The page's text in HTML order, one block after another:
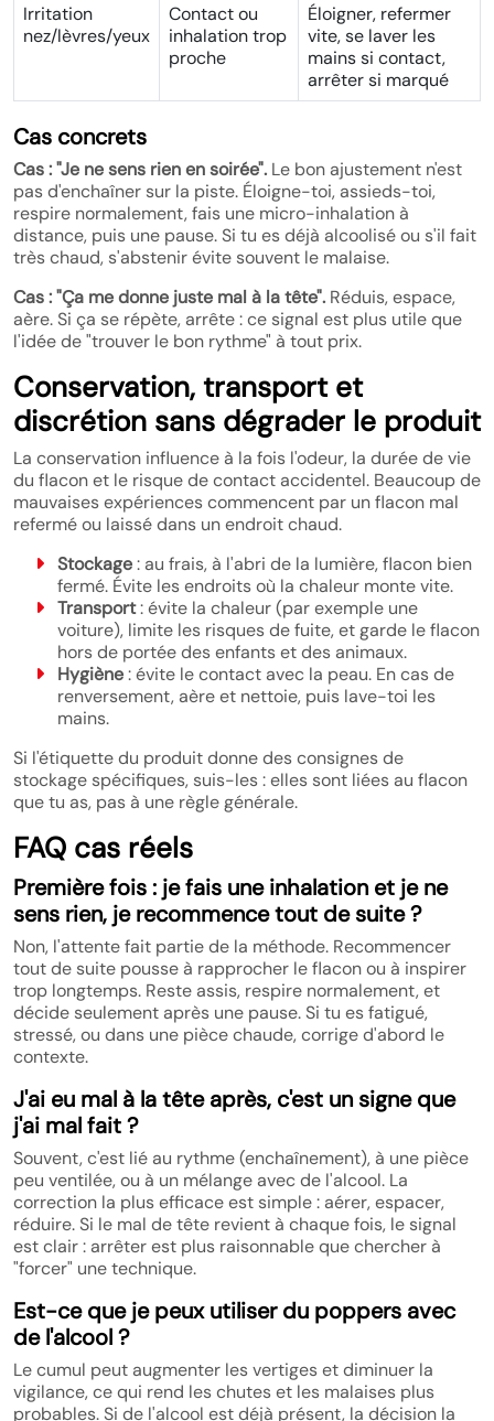
Irritation
nez/lèvres/yeux
Contact ou
inhalation trop
proche
Éloigner, refermer
vite, se laver les
mains si contact,
arrêter si marqué
Cas concrets
Cas : "Je ne sens rien en soirée". Le bon ajustement n'est
pas d'enchaîner sur la piste. Éloigne-toi, assieds-toi,
respire normalement, fais une micro-inhalation à
distance, puis une pause. Si tu es déjà alcoolisé ou s'il fait
très chaud, s'abstenir évite souvent le malaise.
Cas : "Ça me donne juste mal à la tête". Réduis, espace,
aère. Si ça se répète, arrête : ce signal est plus utile que
l'idée de "trouver le bon rythme" à tout prix.
Conservation, transport et
discrétion sans dégrader le produit
La conservation influence à la fois l'odeur, la durée de vie
du flacon et le risque de contact accidentel. Beaucoup de
mauvaises expériences commencent par un flacon mal
refermé ou laissé dans un endroit chaud.
Stockage: au frais, à l'abri de la lumière, flacon bien
fermé. Évite les endroits où la chaleur monte vite.
Transport: évite la chaleur (par exemple une
voiture), limite les risques de fuite, et garde le flacon
hors de portée des enfants et des animaux.
Hygiène: évite le contact avec la peau. En cas de
renversement, aère et nettoie, puis lave-toi les
mains.
Si l'étiquette du produit donne des consignes de
stockage spécifiques, suis-les : elles sont liées au flacon
que tu as, pas à une règle générale.
FAQ cas réels
Première fois : je fais une inhalation et je ne
sens rien, je recommence tout de suite ?
Non, l'attente fait partie de la méthode. Recommencer
tout de suite pousse à rapprocher le flacon ou à inspirer
trop longtemps. Reste assis, respire normalement, et
décide seulement après une pause. Si tu es fatigué,
stressé, ou dans une pièce chaude, corrige d'abord le
contexte.
J'ai eu mal à la tête après, c'est un signe que
j'ai mal fait ?
Souvent, c'est lié au rythme (enchaînement), à une pièce
peu ventilée, ou à un mélange avec de l'alcool. La
correction la plus efficace est simple : aérer, espacer,
réduire. Si le mal de tête revient à chaque fois, le signal
est clair : arrêter est plus raisonnable que chercher à
"forcer" une technique.
Est-ce que je peux utiliser du poppers avec
de l'alcool ?
Le cumul peut augmenter les vertiges et diminuer la
vigilance, ce qui rend les chutes et les malaises plus
probables. Si de l'alcool est déjà présent, la décision la